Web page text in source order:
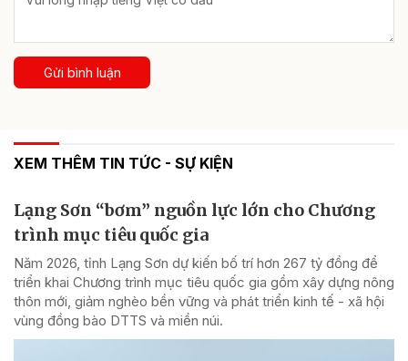
Gửi bình luận
XEM THÊM TIN TỨC - SỰ KIỆN
Lạng Sơn “bơm” nguồn lực lớn cho Chương
trình mục tiêu quốc gia
Năm 2026, tỉnh Lạng Sơn dự kiến bố trí hơn 267 tỷ đồng để
triển khai Chương trình mục tiêu quốc gia gồm xây dựng nông
thôn mới, giảm nghèo bền vững và phát triển kinh tế - xã hội
vùng đồng bào DTTS và miền núi.